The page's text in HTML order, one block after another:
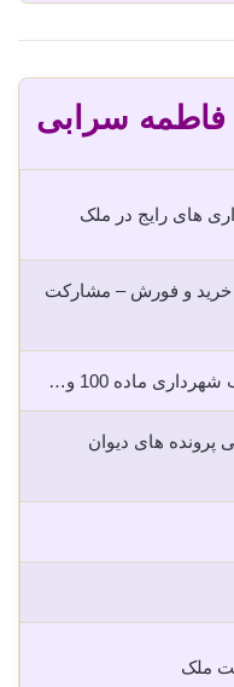
فاطمه سرابی
های رایج در ملک
خرید و فورش – مشارکت
ماده 100 و…
پرونده های دیوان
ملک